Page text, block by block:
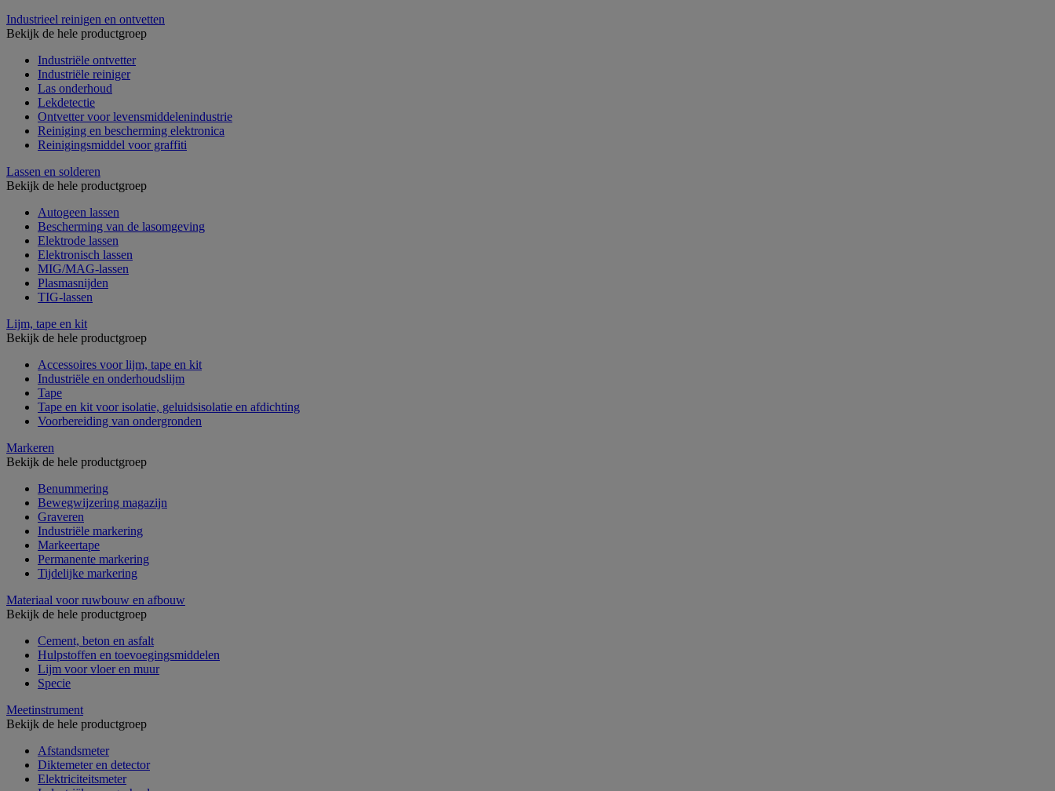
Industrieel reinigen en ontvetten
Bekijk de hele productgroep
Industriële ontvetter
Industriële reiniger
Las onderhoud
Lekdetectie
Ontvetter voor levensmiddelenindustrie
Reiniging en bescherming elektronica
Reinigingsmiddel voor graffiti
Lassen en solderen
Bekijk de hele productgroep
Autogeen lassen
Bescherming van de lasomgeving
Elektrode lassen
Elektronisch lassen
MIG/MAG-lassen
Plasmasnijden
TIG-lassen
Lijm, tape en kit
Bekijk de hele productgroep
Accessoires voor lijm, tape en kit
Industriële en onderhoudslijm
Tape
Tape en kit voor isolatie, geluidsisolatie en afdichting
Voorbereiding van ondergronden
Markeren
Bekijk de hele productgroep
Benummering
Bewegwijzering magazijn
Graveren
Industriële markering
Markeertape
Permanente markering
Tijdelijke markering
Materiaal voor ruwbouw en afbouw
Bekijk de hele productgroep
Cement, beton en asfalt
Hulpstoffen en toevoegingsmiddelen
Lijm voor vloer en muur
Specie
Meetinstrument
Bekijk de hele productgroep
Afstandsmeter
Diktemeter en detector
Elektriciteitsmeter